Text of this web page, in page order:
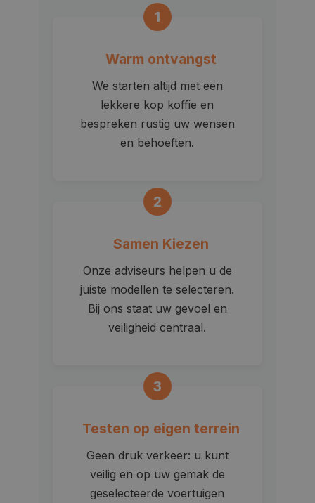
1
Warm ontvangst
We starten altijd met een
lekkere kop koffie en
bespreken rustig uw wensen
en behoeften.
2
Samen Kiezen
Onze adviseurs helpen u de
juiste modellen te selecteren.
Bij ons staat uw gevoel en
veiligheid centraal.
3
Testen op eigen terrein
Geen druk verkeer: u kunt
veilig en op uw gemak de
geselecteerde voertuigen